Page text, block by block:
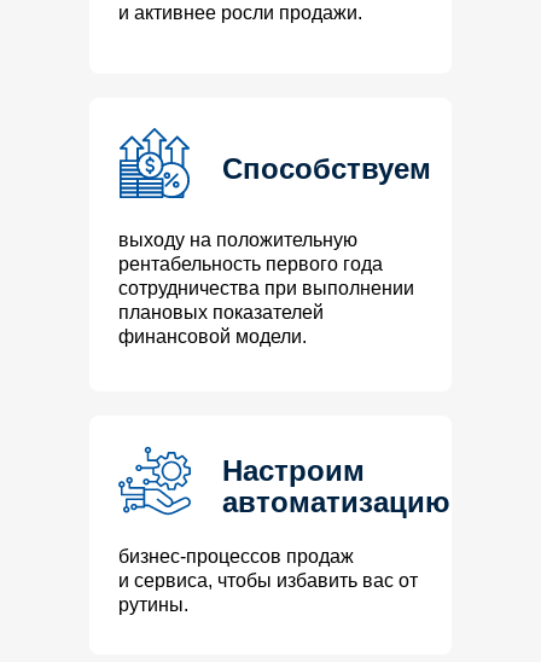
и активнее росли продажи.
Способствуем
выходу на положительную
рентабельность первого года
сотрудничества при выполнении
плановых показателей
финансовой модели.
Настроим
автоматизацию
бизнес-процессов продаж
и сервиса, чтобы избавить вас от
рутины.